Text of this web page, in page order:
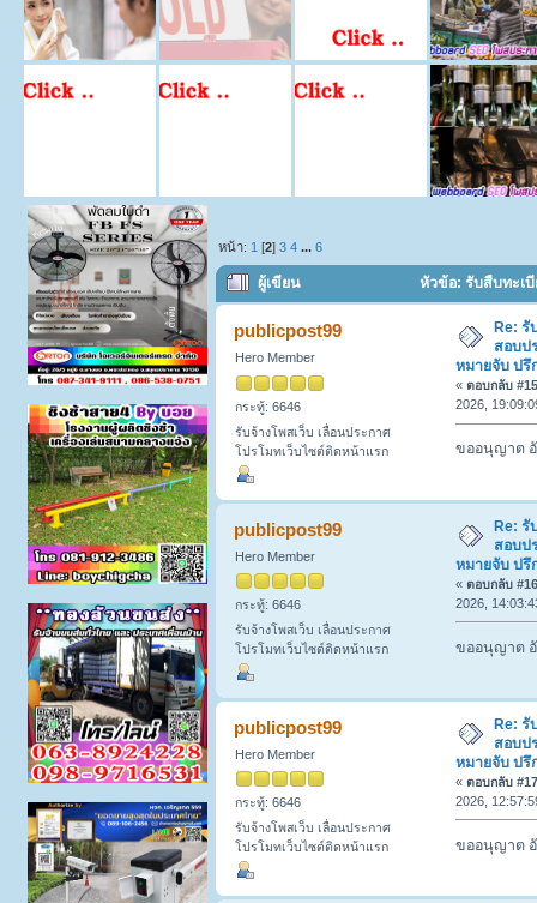
หน้า: 1 [2]3 4 ...6
ผู้เขียน หัวข้อ: รับสืบทะเ
โทร 083-789-9883. (อ่าน 1274 ครั้ง)
publicpost99
Hero Member
กระทู้: 6646
รับจ้างโพสเว็บ เลื่อนประกาศ
โปรโมทเว็บไซต์ติดหน้าแรก
Re: รั
สอบป
หมายจับ ปรึ
« ตอบกลับ
2026,
ขออนุญาต
publicpost99
Hero Member
กระทู้: 6646
รับจ้างโพสเว็บ เลื่อนประกาศ
โปรโมทเว็บไซต์ติดหน้าแรก
Re: รั
สอบป
หมายจับ ปรึ
« ตอบกลับ
2026,
ขออนุญาต
publicpost99
Hero Member
กระทู้: 6646
รับจ้างโพสเว็บ เลื่อนประกาศ
โปรโมทเว็บไซต์ติดหน้าแรก
Re: รั
สอบป
หมายจับ ปรึ
« ตอบกลับ
2026,
ขออนุญาต